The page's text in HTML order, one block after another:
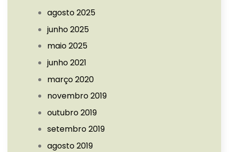
agosto 2025
junho 2025
maio 2025
junho 2021
março 2020
novembro 2019
outubro 2019
setembro 2019
agosto 2019